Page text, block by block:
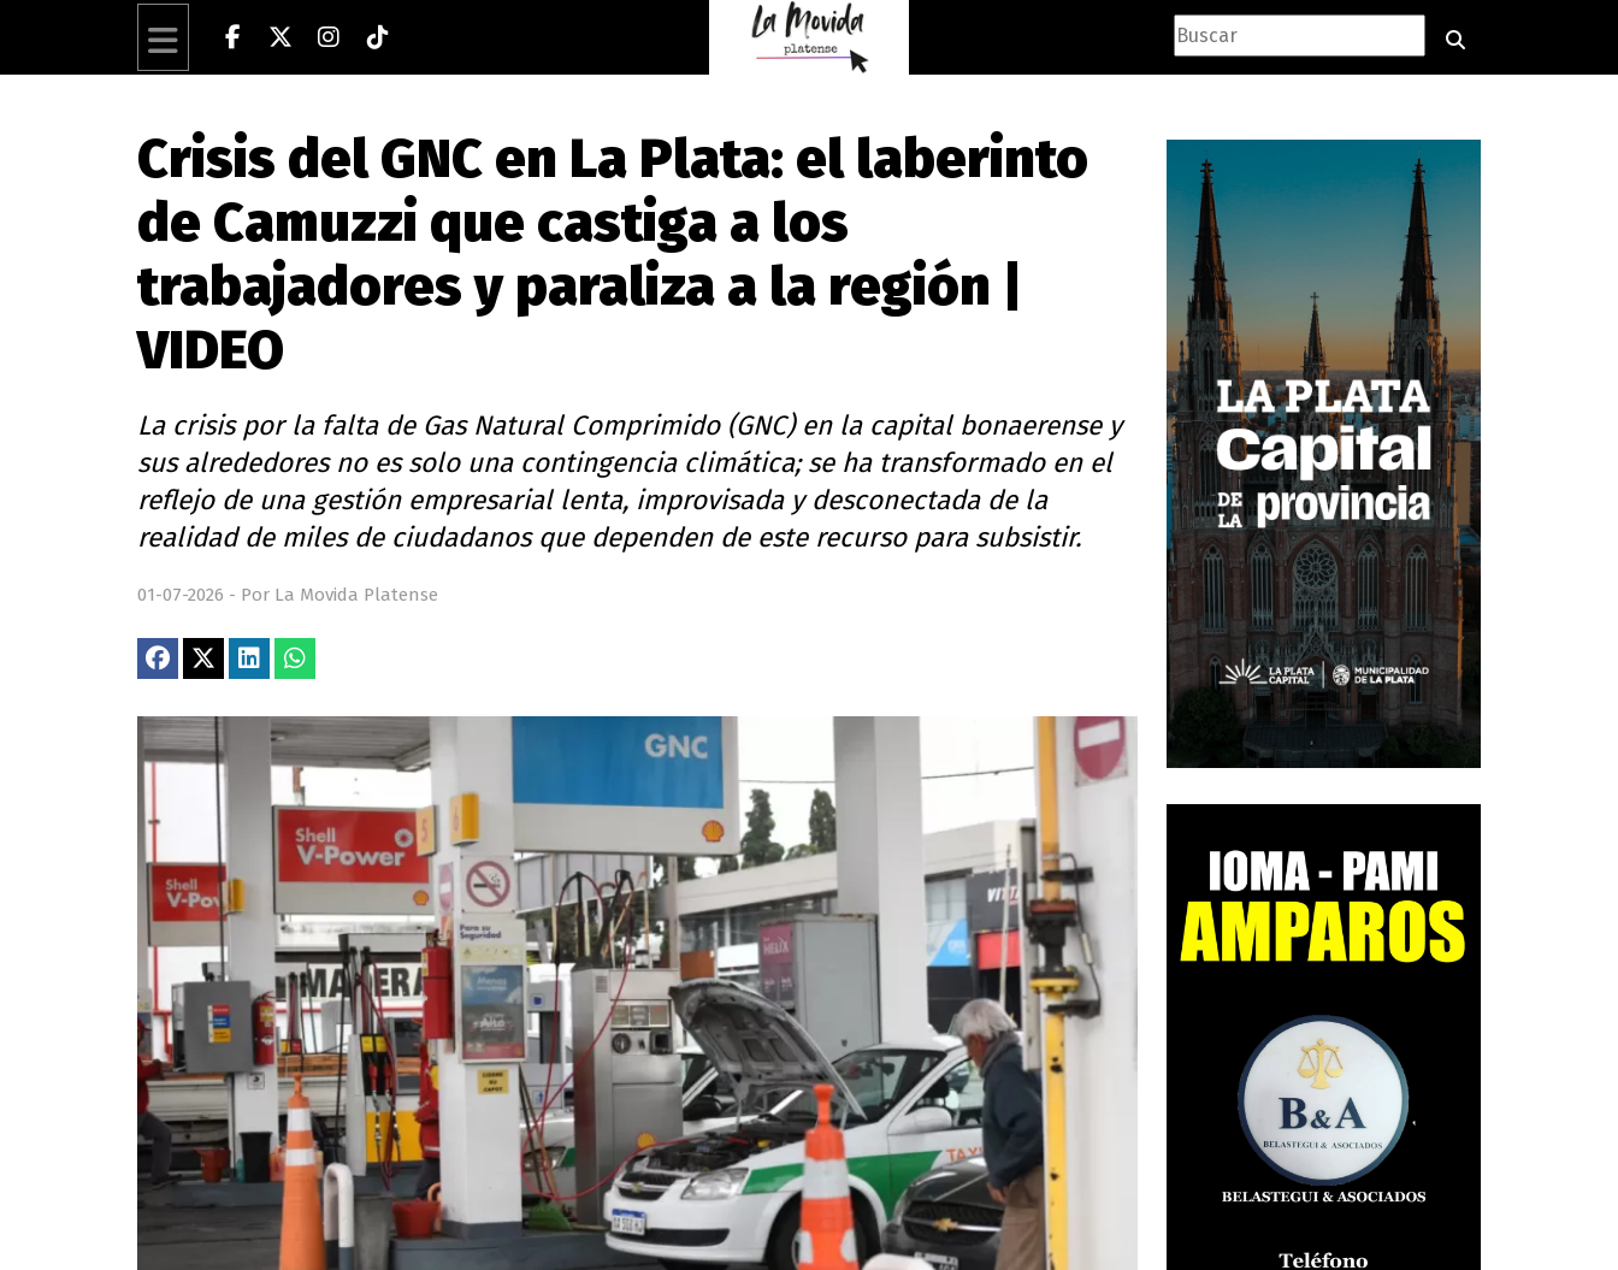
Crisis del GNC en La Plata: el laberinto
de Camuzzi que castiga a los
trabajadores y paraliza a la región |
VIDEO
La crisis por la falta de Gas Natural Comprimido (GNC) en la capital bonaerense y
sus alrededores no es solo una contingencia climática; se ha transformado en el
reflejo de una gestión empresarial lenta, improvisada y desconectada de la
realidad de miles de ciudadanos que dependen de este recurso para subsistir.
01-07-2026 - Por La Movida Platense